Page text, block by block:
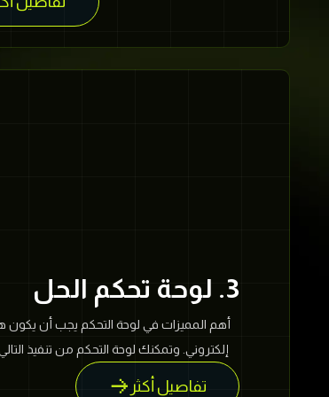
الصيدلانية. إشعارات تذكيرية: يقدم التطبيق
يمكن للمستخدمين تعيين مواعيد لأخذ
3. لوحة تحكم الحل
أهم المميزات في لوحة التحكم يجب أن
إلكتروني. وتمكنك لوحة التحكم من تنفيذ
التحكم بعمليات التوصيل.
تفاصيل أكثر